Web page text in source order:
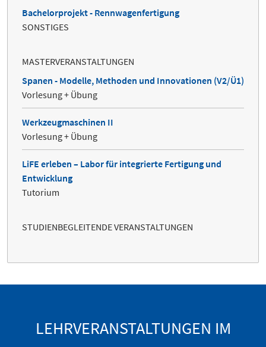
Bachelorprojekt - Rennwagenfertigung
SONSTIGES
MASTERVERANSTALTUNGEN
Spanen - Modelle, Methoden und Innovationen (V2/Ü1)
Vorlesung + Übung
Werkzeugmaschinen II
Vorlesung + Übung
LiFE erleben – Labor für integrierte Fertigung und
Entwicklung
Tutorium
STUDIENBEGLEITENDE VERANSTALTUNGEN
LEHRVERANSTALTUNGEN IM